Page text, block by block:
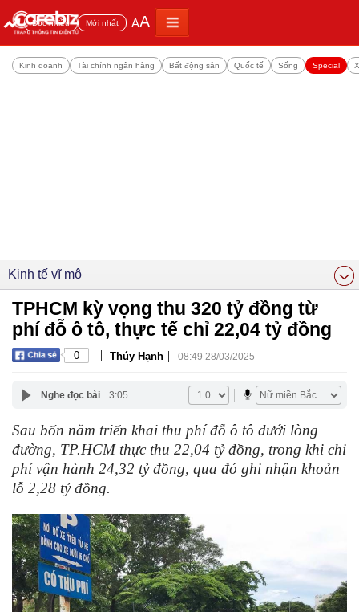
Đọc nhiều Mới nhất AA
Kinh doanh Tài chính ngân hàng Bất động sản Quốc tế Sống Special
Kinh tế vĩ mô
TPHCM kỳ vọng thu 320 tỷ đồng từ
phí đỗ ô tô, thực tế chỉ 22,04 tỷ đồng
0 | Thúy Hạnh | 08:49 28/03/2025
Nghe đọc bài 3:05
Sau bốn năm triển khai thu phí đỗ ô tô dưới lòng
đường, TP.HCM thực thu 22,04 tỷ đồng, trong khi chi
phí vận hành 24,32 tỷ đồng, qua đó ghi nhận khoản
lỗ 2,28 tỷ đồng.